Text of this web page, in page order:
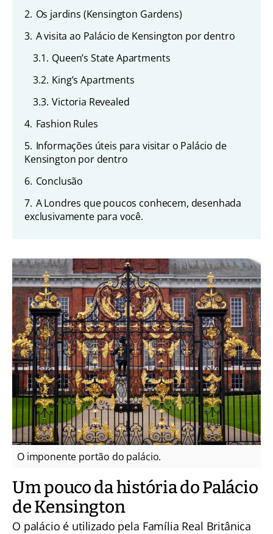
2. Os jardins (Kensington Gardens)
3. A visita ao Palácio de Kensington por dentro
3.1. Queen’s State Apartments
3.2. King’s Apartments
3.3. Victoria Revealed
4. Fashion Rules
5. Informações úteis para visitar o Palácio de
Kensington por dentro
6. Conclusão
7. A Londres que poucos conhecem, desenhada
exclusivamente para você.
O imponente portão do palácio.
Um pouco da história do Palácio
de Kensington
O palácio é utilizado pela Família Real Britânica